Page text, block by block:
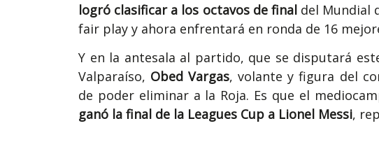
logró clasificar a los octavos de finaldel Mundial
fair play y ahora enfrentará en ronda de 16
Y en la antesala al partido, que se disputará
Valparaíso, Obed Vargas, volante y figura del
de poder eliminar a la Roja. Es que el
ganó la final de la Leagues Cup a Lionel Messi,